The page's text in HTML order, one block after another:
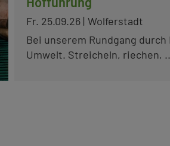
Fr. 25.09.26 Wolferstadt
Bei unserem Rundgang
Umwelt. Streicheln, riechen,